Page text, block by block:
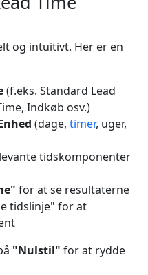
og intuitivt. Her er en
(f.eks. Standard Lead
Indkøb osv.)
(dage, timer, uger,
tidskomponenter
for at se resultaterne
tidslinje" for at
"Nulstil" for at rydde